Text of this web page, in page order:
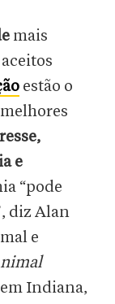
mais
estão o
e
“pode
diz Alan
e
Indiana,